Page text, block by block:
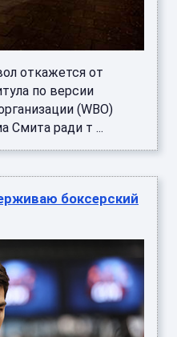
откажется от
по версии
(WBO)
Смита ради т ...
боксерский